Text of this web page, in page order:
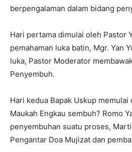
berpengalaman dalam bidang
Hari pertama dimulai oleh Pastor
pemahaman luka batin, Mgr. Yan
luka, Pastor Moderator
Penyembuh.
Hari kedua Bapak Uskup
Maukah Engkau sembuh? Romo
penyembuhan suatu proses,
Pengantar Doa Mujizat dan